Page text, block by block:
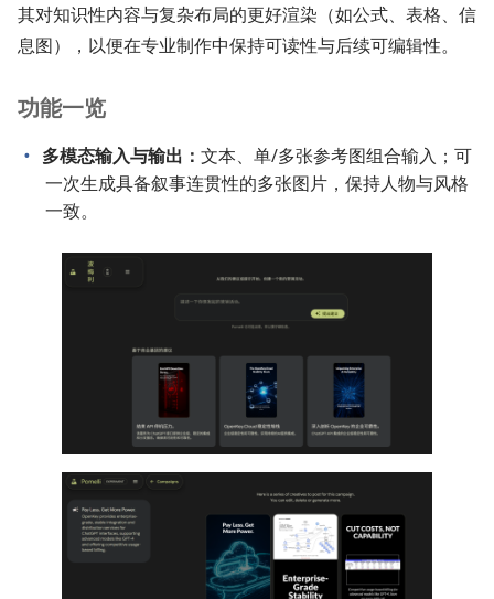
其对知识性内容与复杂布局的更好渲染（如公式、表格、信
息图），以便在专业制作中保持可读性与后续可编辑性。
功能一览
多模态输入与输出： 文本、单/多张参考图组合输入；可
一次生成具备叙事连贯性的多张图片，保持人物与风格
一致。